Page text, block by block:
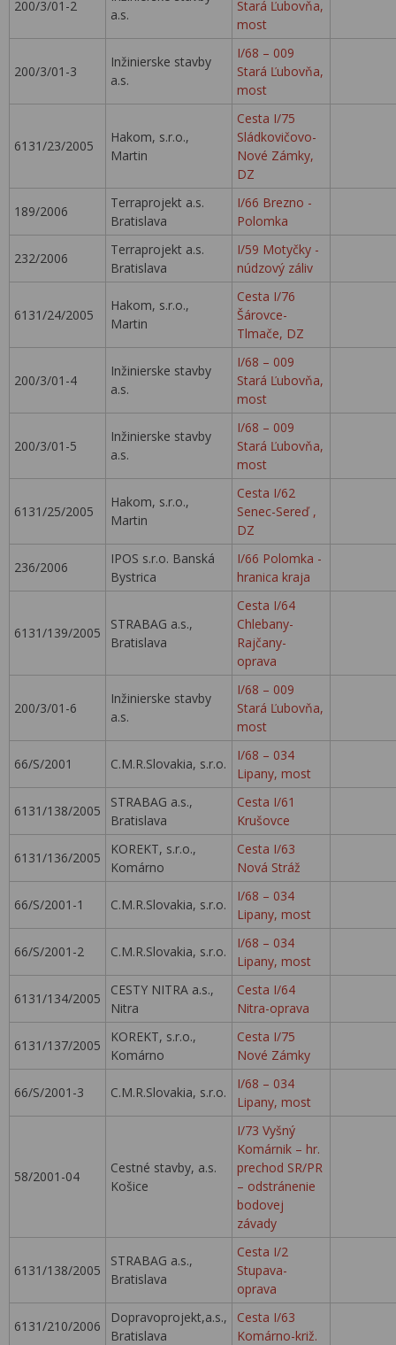
200/3/01-2
a.s.
Stará Ľubovňa,
most
200/3/01-3
Inžinierske stavby
a.s.
I/68 – 009
Stará Ľubovňa,
most
6131/23/2005
Hakom, s.r.o.,
Martin
Cesta I/75
Sládkovičovo-
Nové Zámky,
DZ
189/2006
Terraprojekt a.s.
Bratislava
I/66 Brezno -
Polomka
232/2006
Terraprojekt a.s.
Bratislava
I/59 Motyčky -
núdzový záliv
6131/24/2005
Hakom, s.r.o.,
Martin
Cesta I/76
Šárovce-
Tlmače, DZ
200/3/01-4
Inžinierske stavby
a.s.
I/68 – 009
Stará Ľubovňa,
most
200/3/01-5
Inžinierske stavby
a.s.
I/68 – 009
Stará Ľubovňa,
most
6131/25/2005
Hakom, s.r.o.,
Martin
Cesta I/62
Senec-Sereď ,
DZ
236/2006
IPOS s.r.o. Banská
Bystrica
I/66 Polomka -
hranica kraja
6131/139/2005
STRABAG a.s.,
Bratislava
Cesta I/64
Chlebany-
Rajčany-
oprava
200/3/01-6
Inžinierske stavby
a.s.
I/68 – 009
Stará Ľubovňa,
most
66/S/2001 C.M.R.Slovakia, s.r.o.
I/68 – 034
Lipany, most
6131/138/2005
STRABAG a.s.,
Bratislava
Cesta I/61
Krušovce
6131/136/2005
KOREKT, s.r.o.,
Komárno
Cesta I/63
Nová Stráž
66/S/2001-1 C.M.R.Slovakia, s.r.o.
I/68 – 034
Lipany, most
66/S/2001-2 C.M.R.Slovakia, s.r.o.
I/68 – 034
Lipany, most
6131/134/2005
CESTY NITRA a.s.,
Nitra
Cesta I/64
Nitra-oprava
6131/137/2005
KOREKT, s.r.o.,
Komárno
Cesta I/75
Nové Zámky
66/S/2001-3 C.M.R.Slovakia, s.r.o.
I/68 – 034
Lipany, most
58/2001-04
Cestné stavby, a.s.
Košice
I/73 Vyšný
Komárnik – hr.
prechod SR/PR
– odstránenie
bodovej
závady
6131/138/2005
STRABAG a.s.,
Bratislava
Cesta I/2
Stupava-
oprava
6131/210/2006
Dopravoprojekt,a.s.,
Bratislava
Cesta I/63
Komárno-križ.